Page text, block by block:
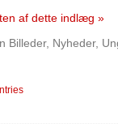
af dette indlæg »
Billeder, Nyheder,